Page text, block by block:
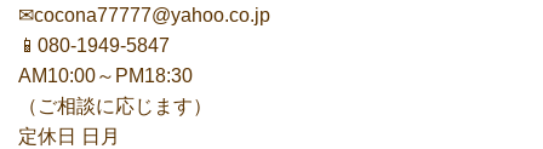
✉cocona77777@yahoo.co.jp
📱︎080-1949-5847
AM10:00～PM18:30
（ご相談に応じます）
定休日 日月